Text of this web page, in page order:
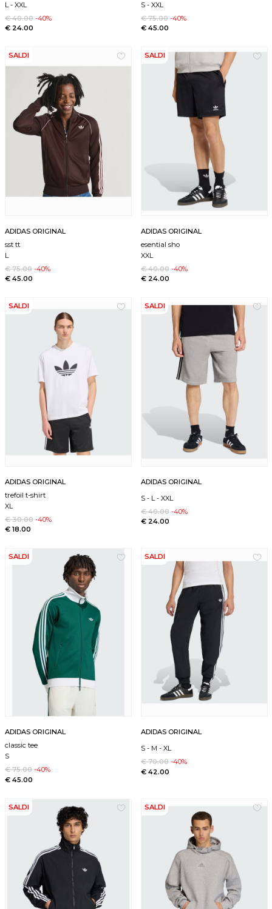
L-XXL
€ 40.00 -40%
€ 24.00
S -XXL
€ 75.00 -40%
€ 45.00
SALDI
ADIDAS ORIGINAL
sst tt
L
€ 75.00 -40%
€ 45.00
SALDI
ADIDAS ORIGINAL
esential sho
XXL
€ 40.00 -40%
€ 24.00
SALDI
ADIDAS ORIGINAL
trefoil t-shirt
XL
€ 30.00 -40%
€ 18.00
SALDI
ADIDAS ORIGINAL
S -L -XXL
€ 40.00 -40%
€ 24.00
SALDI
ADIDAS ORIGINAL
classic tee
S
€ 75.00 -40%
€ 45.00
SALDI
ADIDAS ORIGINAL
S -M -XL
€ 70.00 -40%
€ 42.00
SALDI SALDI